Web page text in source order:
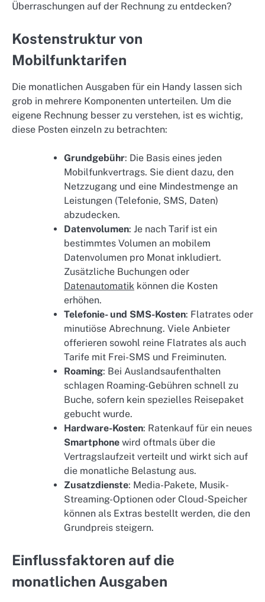
Überraschungen auf der Rechnung zu entdecken?
Kostenstruktur von
Mobilfunktarifen
Die monatlichen Ausgaben für ein Handy lassen sich
grob in mehrere Komponenten unterteilen. Um die
eigene Rechnung besser zu verstehen, ist es wichtig,
diese Posten einzeln zu betrachten:
Grundgebühr: Die Basis eines jeden
Mobilfunkvertrags. Sie dient dazu, den
Netzzugang und eine Mindestmenge an
Leistungen (Telefonie, SMS, Daten)
abzudecken.
Datenvolumen: Je nach Tarif ist ein
bestimmtes Volumen an mobilem
Datenvolumen pro Monat inkludiert.
Zusätzliche Buchungen oder
Datenautomatik können die Kosten
erhöhen.
Telefonie- und SMS-Kosten: Flatrates oder
minutiöse Abrechnung. Viele Anbieter
offerieren sowohl reine Flatrates als auch
Tarife mit Frei-SMS und Freiminuten.
Roaming: Bei Auslandsaufenthalten
schlagen Roaming-Gebühren schnell zu
Buche, sofern kein spezielles Reisepaket
gebucht wurde.
Hardware-Kosten: Ratenkauf für ein neues
Smartphone wird oftmals über die
Vertragslaufzeit verteilt und wirkt sich auf
die monatliche Belastung aus.
Zusatzdienste: Media-Pakete, Musik-
Streaming-Optionen oder Cloud-Speicher
können als Extras bestellt werden, die den
Grundpreis steigern.
Einflussfaktoren auf die
monatlichen Ausgaben